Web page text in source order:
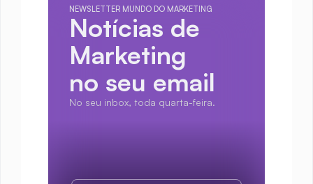
NEWSLETTER MUNDO DO MARKETING
Notícias de
Marketing
no seu email
No seu inbox, toda quarta-feira.